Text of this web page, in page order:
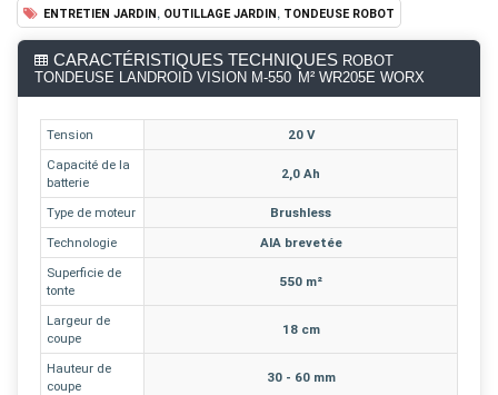
ENTRETIEN JARDIN, OUTILLAGE JARDIN, TONDEUSE ROBOT
CARACTÉRISTIQUES TECHNIQUES ROBOT
TONDEUSE LANDROID VISION M-550 M² WR205E WORX
Tension
20 V
Capacité de la
batterie
2,0 Ah
Type de moteur
Brushless
Technologie
AIA brevetée
Superficie de
tonte
550 m²
Largeur de
coupe
18 cm
Hauteur de
coupe
30 - 60 mm